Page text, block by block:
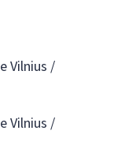
Vilnius /
Vilnius /